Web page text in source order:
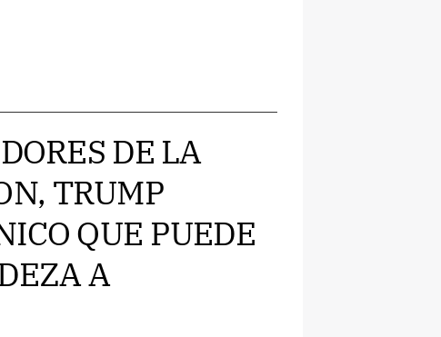
DE LA
TRUMP
QUE PUEDE
A